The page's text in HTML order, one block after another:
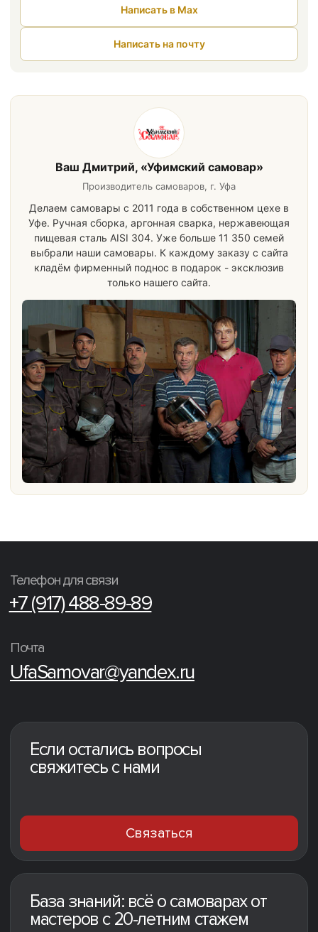
Написать в Max
Написать на почту
Ваш Дмитрий, «Уфимский самовар»
Производитель самоваров, г. Уфа
Делаем самовары с 2011 года в собственном цехе в
Уфе. Ручная сборка, аргонная сварка, нержавеющая
пищевая сталь AISI 304. Уже больше 11 350 семей
выбрали наши самовары. К каждому заказу с сайта
кладём фирменный поднос в подарок - эксклюзив
только нашего сайта.